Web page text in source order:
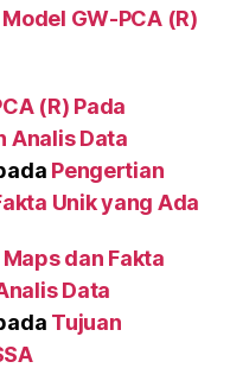
GW-PCA (R)
(R) Pada
Analis Data
Pengertian
Unik yang Ada
dan Fakta
Data
Tujuan